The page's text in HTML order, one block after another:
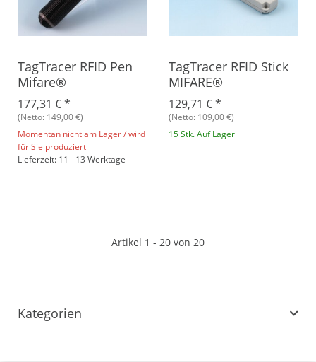
TagTracer RFID Pen
Mifare®
177,31 €*
(Netto: 149,00 €)
Momentan nicht am Lager / wird
für Sie produziert
Lieferzeit: 11 - 13 Werktage
TagTracer RFID Stick
MIFARE®
129,71 €*
(Netto: 109,00 €)
15 Stk. Auf Lager
Artikel 1 - 20 von 20
Kategorien